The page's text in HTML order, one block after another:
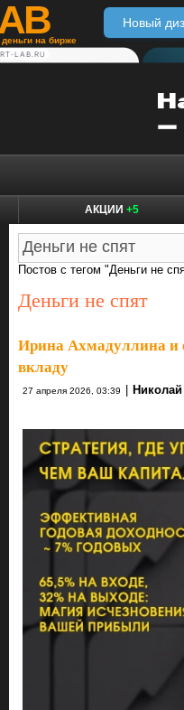
на бирже
Новый
LAB.RU
АКЦИИ +5
Постов с тегом "Деньги не
Деньги не спят
Ирина Ахмадуллина и
вкладу
27 апреля 2026, 03:39 | Николай